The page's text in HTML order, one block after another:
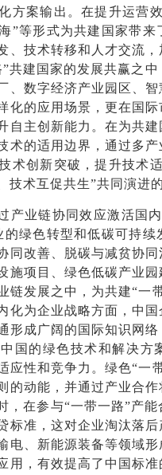
方案输出。在提升运营
”等形式为共建国家带
、技术转移和人才交流
共建国家的发展共赢之
、数字经济产业园区、
化的应用场景，更在国
自主创新能力。在为共
术的适用边界，通过多
术创新突破，提升技术
技术互促共生”共同演进
产业链协同效应激活国
绿色转型和低碳可持
同改善、脱碳与减贫协
施项目、绿色低碳产业
链发展之中，为共建“一
化为企业战略方面，中
形成广阔的国际知识网
国的绿色技术和解决方
应性和竞争力。绿色“一
的动能，并通过产业合
，在参与“一带一路”产
标准，这对企业淘汰落
电、新能源装备等领域
用，有效提高了中国标